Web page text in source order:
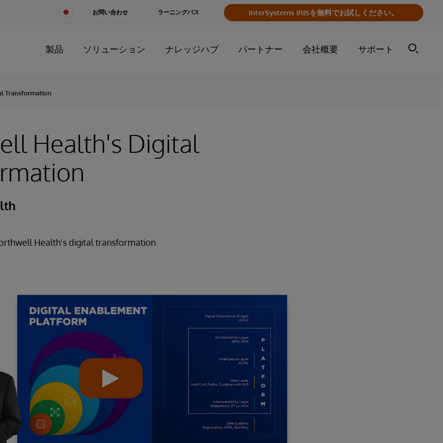
Change
お問い合わせ InterSystems IRISを無料でお試しください。
ラーニングパス
製品 ソリューション ナレッジハブ パートナー 会社概要 サポート
Transformation
Health's Digital
Health's digital transformation